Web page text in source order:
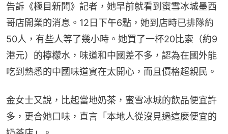
告訴《極目新聞》記者，她早前就看到蜜雪冰城墨西
哥店開業的消息。12日下午6點，她到店時已排隊約
50人，有些人等了幾小時。她買了一杯20比索（約9
港元）的檸檬水，味道和中國差不多，認為在國外能
吃到熟悉的中國味道實在太開心，而且價格超親民。
金女士又說，比起當地奶茶，蜜雪冰城的飲品便宜許
多，更合她口味，直言「本地人從沒見過這麼便宜的